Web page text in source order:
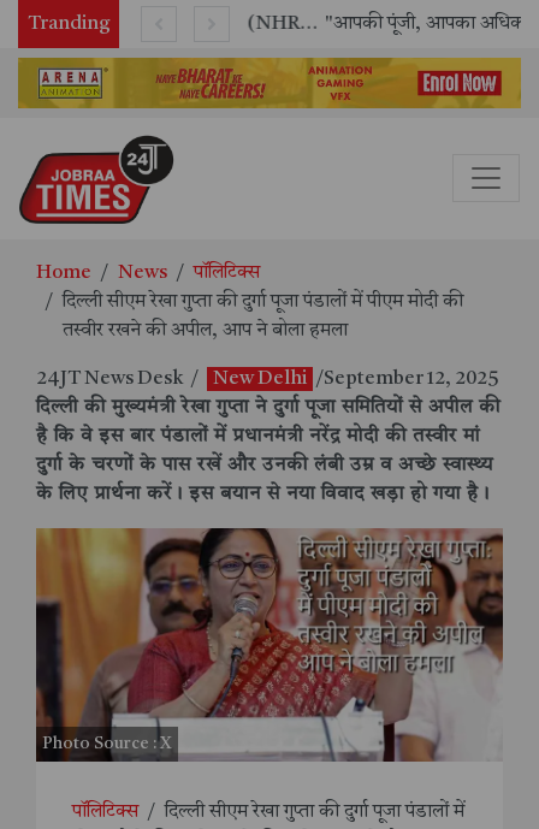
Tranding "आपकी पूंजी, आपका अधिकार" अभियान का भव्य शुभारंभ
Home News
पॉलिटिक्स
दिल्ली सीएम रेखा गुप्ता की दुर्गा पूजा पंडालों में पीएम मोदी की
तस्वीर रखने की अपील, आप ने बोला हमला
24JT News Desk / New Delhi /September 12, 2025
दिल्ली की मुख्यमंत्री रेखा गुप्ता ने दुर्गा पूजा समितियों से अपील की
है कि वे इस बार पंडालों में प्रधानमंत्री नरेंद्र मोदी की तस्वीर मां
दुर्गा के चरणों के पास रखें और उनकी लंबी उम्र व अच्छे स्वास्थ्य
के लिए प्रार्थना करें। इस बयान से नया विवाद खड़ा हो गया है।
Photo Source : X
पॉलिटिक्स / दिल्ली सीएम रेखा गुप्ता की दुर्गा पूजा पंडालों में